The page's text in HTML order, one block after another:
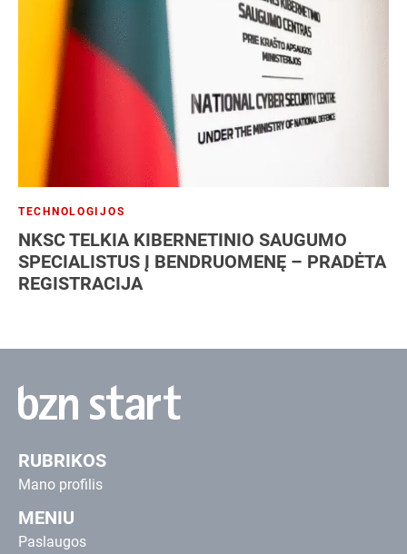
TECHNOLOGIJOS
NKSC TELKIA KIBERNETINIO SAUGUMO
SPECIALISTUS Į BENDRUOMENĘ – PRADĖTA
REGISTRACIJA
RUBRIKOS
Mano profilis
MENIU
Paslaugos